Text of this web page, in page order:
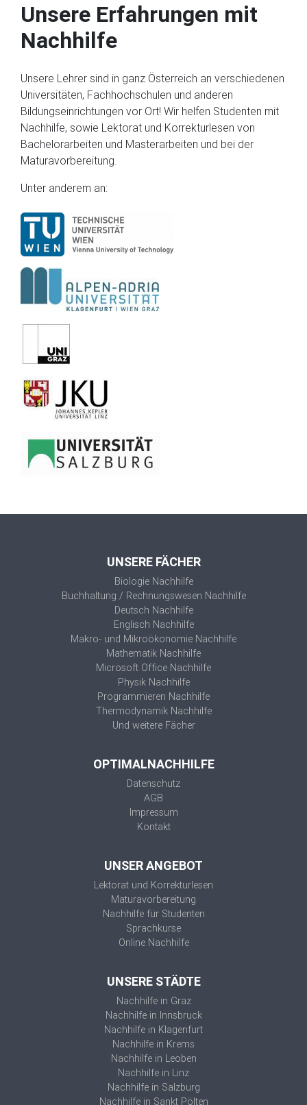
Unsere Erfahrungen mit
Nachhilfe
Unsere Lehrer sind in ganz Österreich an verschiedenen
Universitäten, Fachhochschulen und anderen
Bildungseinrichtungen vor Ort! Wir helfen Studenten mit
Nachhilfe, sowie Lektorat und Korrekturlesen von
Bachelorarbeiten und Masterarbeiten und bei der
Maturavorbereitung.
Unter anderem an:
UNSERE FÄCHER
Biologie Nachhilfe
Buchhaltung / Rechnungswesen Nachhilfe
Deutsch Nachhilfe
Englisch Nachhilfe
Makro- und Mikroökonomie Nachhilfe
Mathematik Nachhilfe
Microsoft Office Nachhilfe
Physik Nachhilfe
Programmieren Nachhilfe
Thermodynamik Nachhilfe
Und weitere Fächer
OPTIMALNACHHILFE
Datenschutz
AGB
Impressum
Kontakt
UNSER ANGEBOT
Lektorat und Korrekturlesen
Maturavorbereitung
Nachhilfe für Studenten
Sprachkurse
Online Nachhilfe
UNSERE STÄDTE
Nachhilfe in Graz
Nachhilfe in Innsbruck
Nachhilfe in Klagenfurt
Nachhilfe in Krems
Nachhilfe in Leoben
Nachhilfe in Linz
Nachhilfe in Salzburg
Nachhilfe in Sankt Pölten